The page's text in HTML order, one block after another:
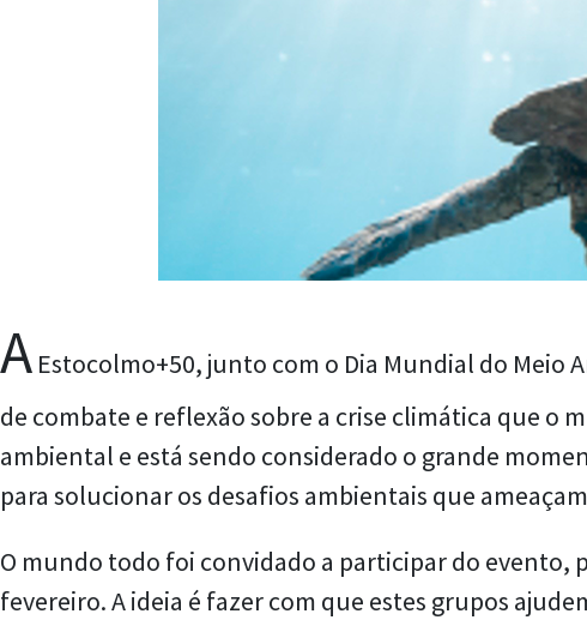
A Estocolmo+50, junto com o Dia Mundial do Meio
de combate e reflexão sobre a crise climática que o
ambiental e está sendo considerado o grande
para solucionar os desafios ambientais que
O mundo todo foi convidado a participar do evento,
fevereiro. A ideia é fazer com que estes grupos